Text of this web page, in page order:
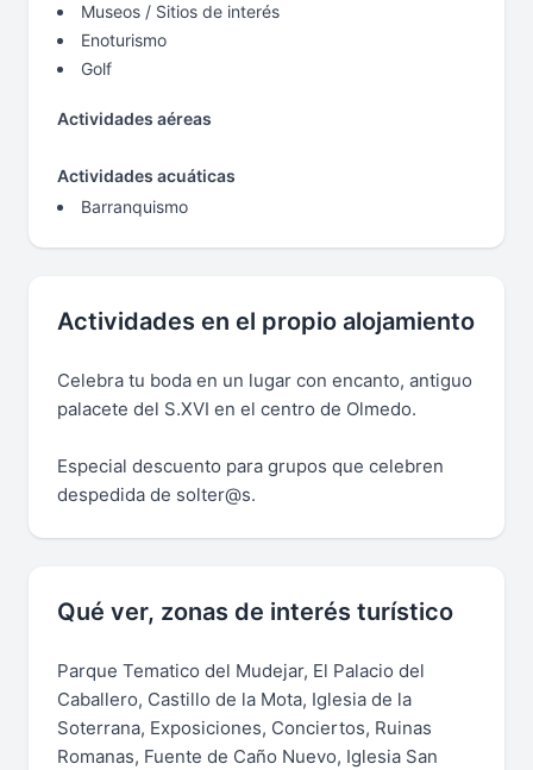
Museos / Sitios de interés
Enoturismo
Golf
Actividades aéreas
Actividades acuáticas
Barranquismo
Actividades en el propio alojamiento
Celebra tu boda en un lugar con encanto, antiguo
palacete del S.XVI en el centro de Olmedo.
Especial descuento para grupos que celebren
despedida de solter@s.
Qué ver, zonas de interés turístico
Parque Tematico del Mudejar, El Palacio del
Caballero, Castillo de la Mota, Iglesia de la
Soterrana, Exposiciones, Conciertos, Ruinas
Romanas, Fuente de Caño Nuevo, Iglesia San